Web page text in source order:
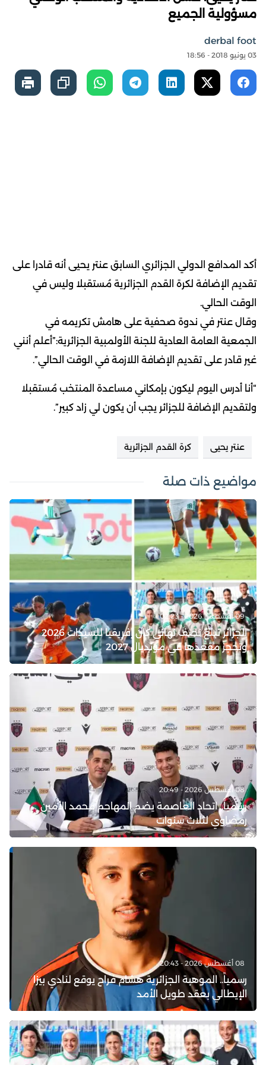
مسؤولية الجميع
derbal foot
03 يونيو 2018 - 18:56
أكد المدافع الدولي الجزائري السابق عنتر يحيى أنه قادرا على
تقديم الإضافة لكرة القدم الجزائرية مُستقبلا وليس في
الوقت الحالي.
وقال عنتر في ندوة صحفية على هامش تكريمه في
الجمعية العامة العادية للجنة الأولمبية الجزائرية:”أعلم أنني
غير قادر على تقديم الإضافة اللازمة في الوقت الحالي”.
“أنا أدرس اليوم ليكون بإمكاني مساعدة المنتخب مُستقبلا
ولتقديم الإضافة للجزائر يجب أن يكون لي زاد كبير”.
عنتر يحيى كرة القدم الجزائرية
مواضيع ذات صلة
09 أغسطس 2026 - 02:23
الجزائر تبلغ نصف نهائي كان إفريقيا للسيدات 2026
وتحجز مقعدها في مونديال 2027
08 أغسطس 2026 - 20:49
رسمياً.. اتحاد العاصمة يضم المهاجم محمد الأمين
رمضاوي لثلاث سنوات
08 أغسطس 2026 - 20:43
رسمياً.. الموهبة الجزائرية هشام فراح يوقع لنادي بيزا
الإيطالي بعقد طويل الأمد